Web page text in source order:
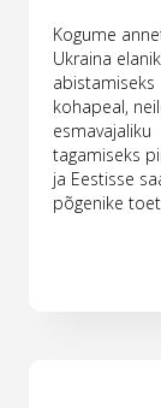
Kogume
Ukraina
abistamiseks
kohapeal,
esmavajaliku
tagamiseks
ja Eestisse
põgenike